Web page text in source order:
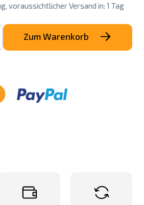
voraussichtlicher Versand in: 1 Tag
Zum Warenkorb